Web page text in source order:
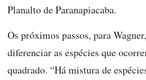
Planalto de Paranapiacaba.
Os próximos passos, para
diferenciar as espécies que
quadrado. “Há mistura de